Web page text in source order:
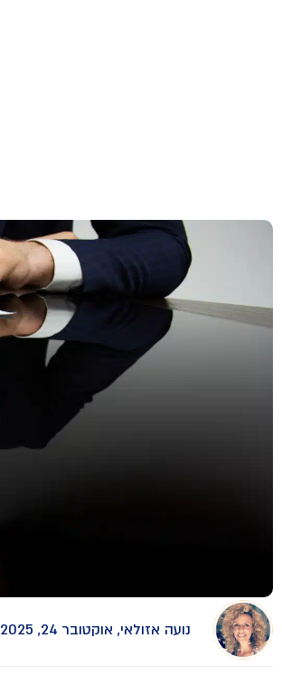
נועה אזולאי, אוקטובר 24, 2025